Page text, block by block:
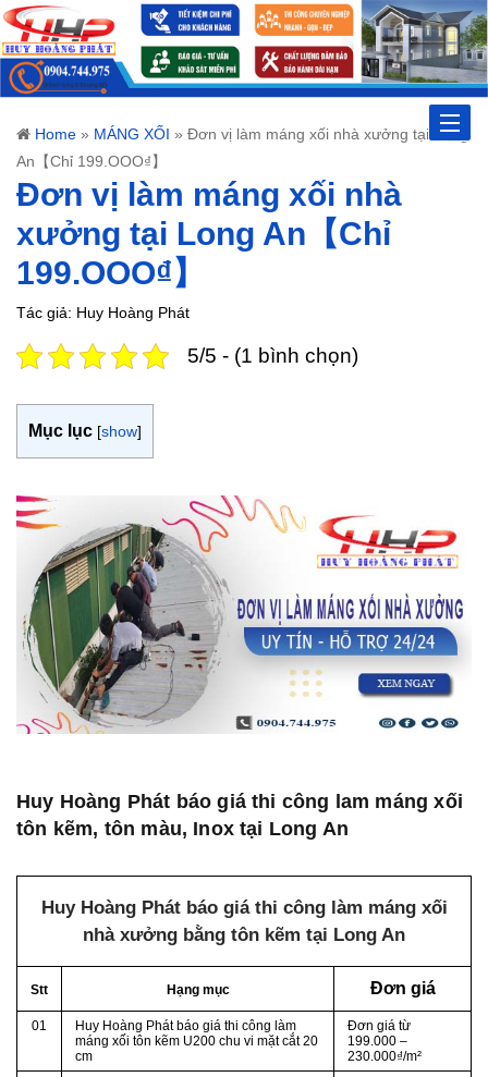
Toggle
Home » MÁNG XỐI » Đơn vị làm máng xối nhà xưởng tại Long
An【Chỉ 199.OOO₫】
Đơn vị làm máng xối nhà
xưởng tại Long An【Chỉ
199.OOO₫】
Tác giả: Huy Hoàng Phát
5/5 - (1 bình chọn)
Mục lục [show]
Huy Hoàng Phát báo giá thi công lam máng xối
tôn kẽm, tôn màu, Inox tại Long An
Huy Hoàng Phát báo giá thi công làm máng xối
nhà xưởng bằng tôn kẽm tại Long An
Stt Hạng mục Đơn giá
01
Huy Hoàng Phát báo giá thi công làm
máng xối tôn kẽm U200 chu vi mặt cắt 20
cm
Đơn giá từ
199.000 –
230.000₫/m²